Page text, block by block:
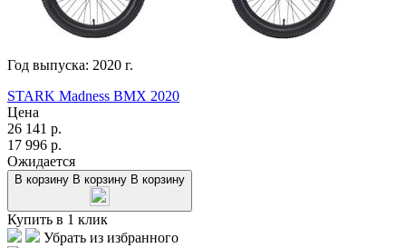
Год выпуска: 2020 г.
STARK Madness BMX 2020
Цена
26 141 р.
17 996 р.
Ожидается
В корзину В корзину В корзину
Купить в 1 клик
Убрать из избранного